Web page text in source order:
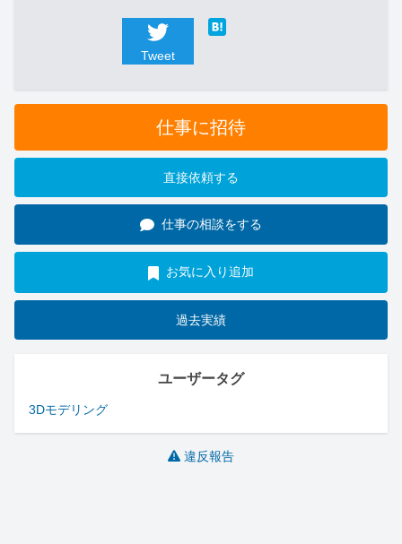
Tweet
仕事に招待
直接依頼する
仕事の相談をする
お気に入り追加
過去実績
ユーザータグ
3Dモデリング
違反報告